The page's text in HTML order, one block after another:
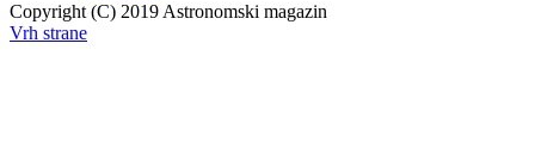
Copyright (C) 2019 Astronomski magazin
Vrh strane